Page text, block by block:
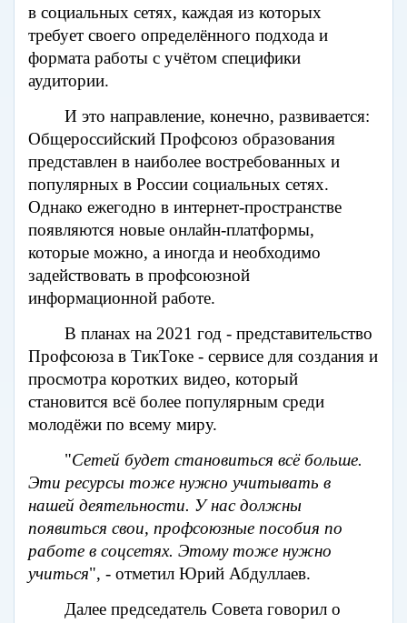
в социальных сетях, каждая из которых
требует своего определённого подхода и
формата работы с учётом специфики
аудитории.
И это направление, конечно, развивается:
Общероссийский Профсоюз образования
представлен в наиболее востребованных и
популярных в России социальных сетях.
Однако ежегодно в интернет-пространстве
появляются новые онлайн-платформы,
которые можно, а иногда и необходимо
задействовать в профсоюзной
информационной работе.
В планах на 2021 год - представительство
Профсоюза в ТикТоке - сервисе для создания и
просмотра коротких видео, который
становится всё более популярным среди
молодёжи по всему миру.
"Сетей будет становиться всё больше.
Эти ресурсы тоже нужно учитывать в
нашей деятельности. У нас должны
появиться свои, профсоюзные пособия по
работе в соцсетях. Этому тоже нужно
учиться", - отметил Юрий Абдуллаев.
Далее председатель Совета говорил о